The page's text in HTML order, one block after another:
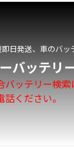
日発送、車のバッ
バッテリ
バッテリー検索
話ください。